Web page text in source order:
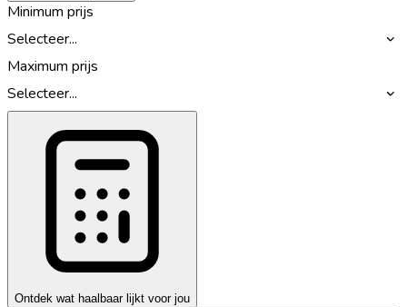
Minimum prijs
Selecteer...
Maximum prijs
Selecteer...
Ontdek wat haalbaar lijkt voor jou